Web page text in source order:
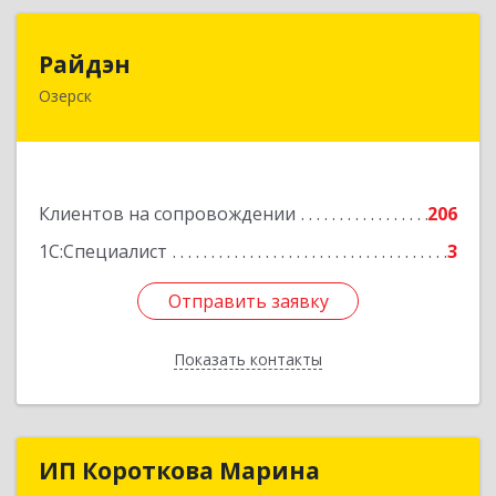
Райдэн
Озерск
Клиентов на сопровождении
206
1С:Специалист
3
Отправить заявку
Показать контакты
456783, Челябинская обл, Озерск г, Ленина пр-
Отправить заявку
Назад
ИП Короткова Марина
ИП Короткова Марина